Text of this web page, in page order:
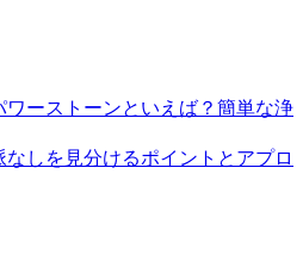
ーストーンといえば？簡単な浄
しを見分けるポイントとアプロ